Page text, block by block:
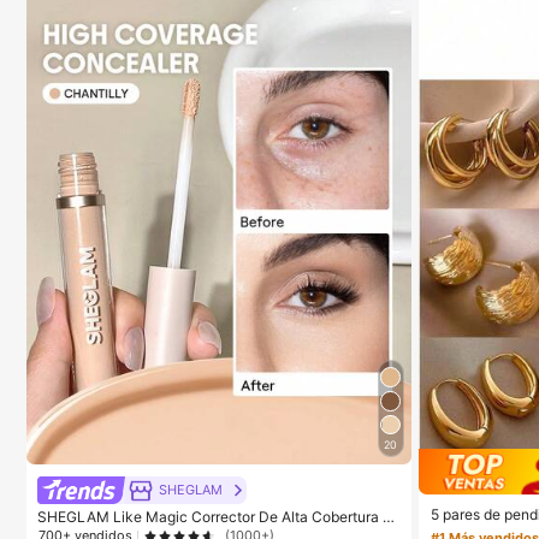
20
SHEGLAM
SHEGLAM Like Magic Corrector De Alta Cobertura 12
H-Chantilly Marca De Belleza CosméTica Maquillaje
5 pares de
xagerado